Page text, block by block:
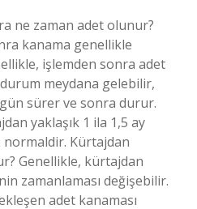
ne zaman adet olunur?
kanama genellikle
işlemden sonra adet
meydana gelebilir,
sürer ve sonra durur.
yaklaşık 1 ila 1,5 ay
Kürtajdan
Genellikle, kürtajdan
zamanlaması değişebilir.
adet kanaması